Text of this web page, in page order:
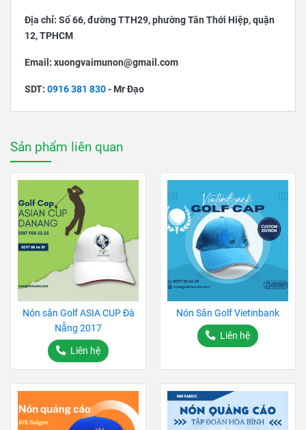
Địa chỉ: Số 66, đường TTH29, phường Tân Thới Hiệp, quận
12, TPHCM
Email: xuongvaimunon@gmail.com
SDT: 0916 381 830- Mr Đạo
Sản phẩm liên quan
Nón sân Golf ASIA CUP Đà
Nẵng 2017
Liên hệ
Nón Sân Golf Vietinbank
Liên hệ